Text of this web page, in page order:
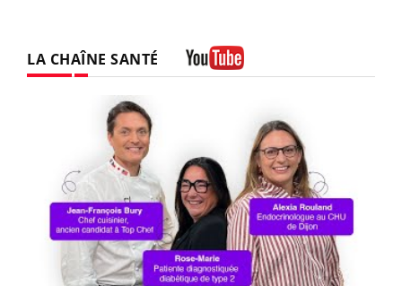
LA CHAÎNE SANTÉ